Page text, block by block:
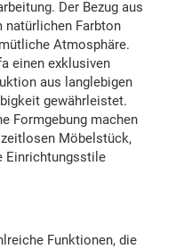
Der Bezug aus
Farbton
Atmosphäre.
einen exklusiven
aus langlebigen
gewährleistet.
Formgebung machen
Möbelstück,
Einrichtungsstile
Funktionen, die